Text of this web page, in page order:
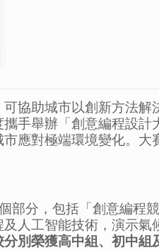
協助城市以創新方法
手舉辦「創意編程設
應對極端環境變化。
部分，包括「創意編程
人工智能技術，演示
別榮獲高中組、初中組